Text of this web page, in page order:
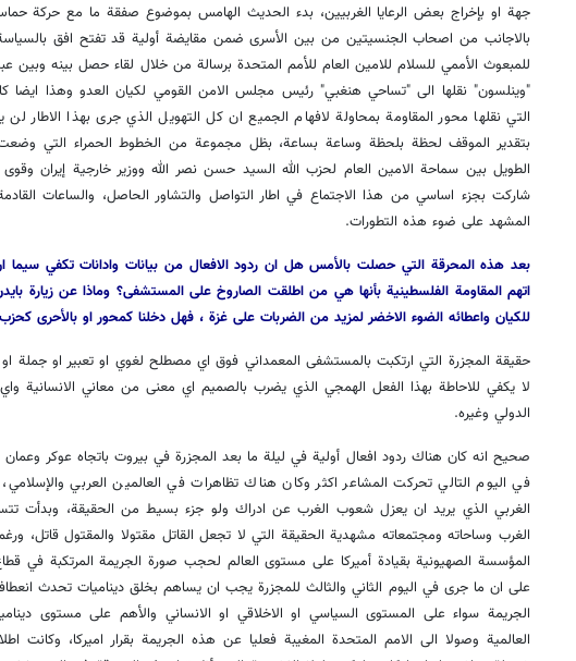
جهة او بإخراج بعض الرعايا الغربيين، بدء الحديث الهامس بموضوع صفقة ما مع حركة
بالاجانب من اصحاب الجنسيتين من بين الأسرى ضمن مقايضة أولية قد تفتح افق بالسياسة،
للمبعوث الأممي للسلام للامين العام للأمم المتحدة برسالة من خلال لقاء حصل بينه وبين
"وينلسون" نقلها الى "تساحي هنغبي" رئيس مجلس الامن القومي لكيان العدو وهذا ايضا
التي نقلها محور المقاومة بمحاولة لافهام الجميع ان كل التهويل الذي جرى بهذا الاطار لن
بتقدير الموقف لحظة بلحظة وساعة بساعة، بظل مجموعة من الخطوط الحمراء التي وضعت
الطويل بين سماحة الامين العام لحزب الله السيد حسن نصر الله ووزير خارجية إيران وقوى
شاركت بجزء اساسي من هذا الاجتماع في اطار التواصل والتشاور الحاصل، والساعات
المشهد على ضوء هذه التطورات.
بعد هذه المحرقة التي حصلت بالأمس هل ان ردود الافعال من بيانات وادانات تكفي سيما
اتهم المقاومة الفلسطينية بأنها هي من اطلقت الصاروخ على المستشفى؟ وماذا عن زيارة
للكيان واعطائه الضوء الاخضر لمزيد من الضربات على غزة ، فهل دخلنا كمحور او بالأحرى
حقيقة المجزرة التي ارتكبت بالمستشفى المعمداني فوق اي مصطلح لغوي او تعبير او جملة
لا يكفي للاحاطة بهذا الفعل الهمجي الذي يضرب بالصميم اي معنى من معاني الانسانية
الدولي وغيره.
صحيح انه كان هناك ردود افعال أولية في ليلة ما بعد المجزرة في بيروت باتجاه عوكر وعمان
في اليوم التالي تحركت المشاعر اكثر وكان هناك تظاهرات في العالمين العربي
الغربي الذي يريد ان يعزل شعوب الغرب عن ادراك ولو جزء بسيط من الحقيقة، وبدأت
الغرب وساحاته ومجتمعاته مشهدية الحقيقة التي لا تجعل القاتل مقتولا والمقتول قاتل،
المؤسسة الصهيونية بقيادة أميركا على مستوى العالم لحجب صورة الجريمة المرتكبة في
على ان ما جرى في اليوم الثاني والثالث للمجزرة يجب ان يساهم بخلق ديناميات تحدث
الجريمة سواء على المستوى السياسي او الاخلاقي او الانساني والأهم على مستوى
العالمية وصولا الى الامم المتحدة المغيبة فعليا عن هذه الجريمة بقرار اميركا، وكانت